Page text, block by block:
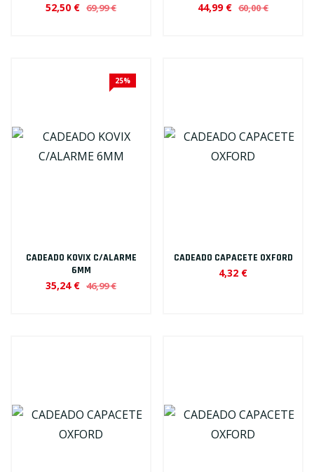
52,50 € 69,99 € 44,99 € 60,00 €
25%
CADEADO KOVIX C/ALARME
6MM
35,24 € 46,99 €
CADEADO CAPACETE OXFORD
4,32 €